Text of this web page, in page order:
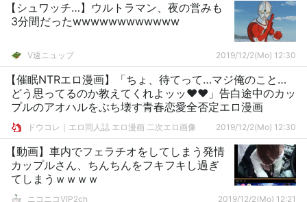
【シュワッチ…】ウルトラマン、夜の営みも
3分間だったwwwwwwwwwwww
V速ニュップ 2019/12/2(Mo) 12:30
【催眠NTRエロ漫画】「ちょ、待てって…マジ俺のこと…
どう思ってるのか教えてくれよッッ♥♥」告白途中のカッ
プルのアオハルをぶち壊す青春恋愛全否定エロ漫画
ドウコレ｜エロ同人誌 エロ漫画 二次エロ画像 2019/12/2(Mo) 12:30
【動画】車内でフェラチオをしてしまう発情
カップルさん、ちんちんをフキフキし過ぎ
てしまうｗｗｗｗ
ニコニコVIP2ch 2019/12/2(Mo) 12:21